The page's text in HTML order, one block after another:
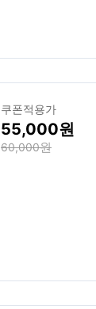
쿠폰적용가
55,000
60,000